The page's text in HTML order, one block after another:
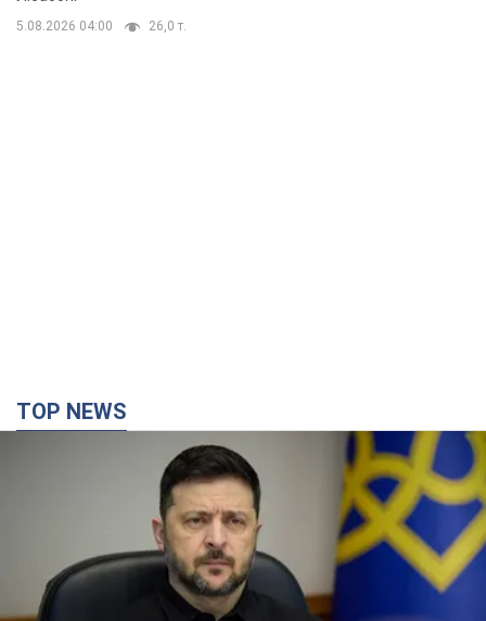
5.08.2026 04:00 26,0 т.
TOP NEWS